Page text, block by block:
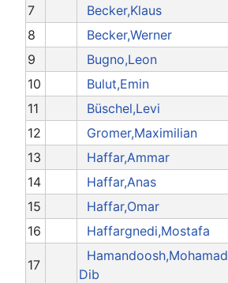
7
Becker,Klaus
8
Becker,Werner
9
Bugno,Leon
10
Bulut,Emin
11
Büschel,Levi
12
Gromer,Maximilian
13
Haffar,Ammar
14
Haffar,Anas
15
Haffar,Omar
16
Haffargnedi,Mostafa
17
Hamandoosh,Mohamad
Dib